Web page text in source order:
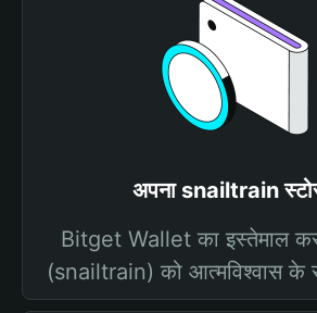
अपना snailtrain
Bitget Wallet का इस्तेमाल
(snailtrain) को आत्मविश्वास के